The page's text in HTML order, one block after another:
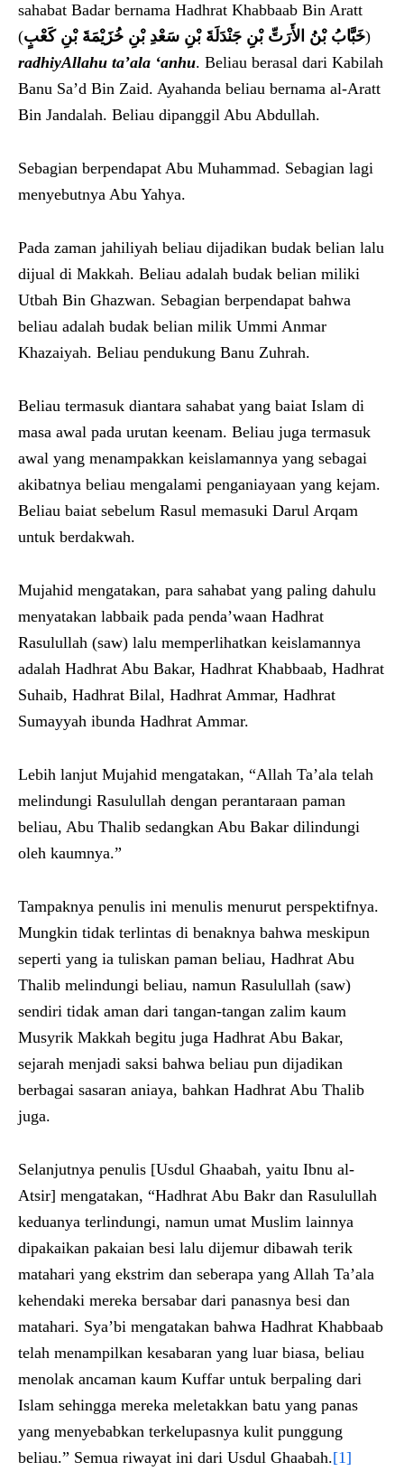
sahabat Badar bernama Hadhrat Khabbaab Bin Aratt
(خَبَّابُ بْنُ الأَرَتِّ بْنِ جَنْدَلَةَ بْنِ سَعْدِ بْنِ خُزَيْمَةَ بْنِ كَعْبٍ)
radhiyAllahu ta’ala ‘anhu. Beliau berasal dari Kabilah
Banu Sa’d Bin Zaid. Ayahanda beliau bernama al-Aratt
Bin Jandalah. Beliau dipanggil Abu Abdullah.
Sebagian berpendapat Abu Muhammad. Sebagian lagi
menyebutnya Abu Yahya.
Pada zaman jahiliyah beliau dijadikan budak belian lalu
dijual di Makkah. Beliau adalah budak belian miliki
Utbah Bin Ghazwan. Sebagian berpendapat bahwa
beliau adalah budak belian milik Ummi Anmar
Khazaiyah. Beliau pendukung Banu Zuhrah.
Beliau termasuk diantara sahabat yang baiat Islam di
masa awal pada urutan keenam. Beliau juga termasuk
awal yang menampakkan keislamannya yang sebagai
akibatnya beliau mengalami penganiayaan yang kejam.
Beliau baiat sebelum Rasul memasuki Darul Arqam
untuk berdakwah.
Mujahid mengatakan, para sahabat yang paling dahulu
menyatakan labbaik pada penda’waan Hadhrat
Rasulullah (saw) lalu memperlihatkan keislamannya
adalah Hadhrat Abu Bakar, Hadhrat Khabbaab, Hadhrat
Suhaib, Hadhrat Bilal, Hadhrat Ammar, Hadhrat
Sumayyah ibunda Hadhrat Ammar.
Lebih lanjut Mujahid mengatakan, “Allah Ta’ala telah
melindungi Rasulullah dengan perantaraan paman
beliau, Abu Thalib sedangkan Abu Bakar dilindungi
oleh kaumnya.”
Tampaknya penulis ini menulis menurut perspektifnya.
Mungkin tidak terlintas di benaknya bahwa meskipun
seperti yang ia tuliskan paman beliau, Hadhrat Abu
Thalib melindungi beliau, namun Rasulullah (saw)
sendiri tidak aman dari tangan-tangan zalim kaum
Musyrik Makkah begitu juga Hadhrat Abu Bakar,
sejarah menjadi saksi bahwa beliau pun dijadikan
berbagai sasaran aniaya, bahkan Hadhrat Abu Thalib
juga.
Selanjutnya penulis [Usdul Ghaabah, yaitu Ibnu al-
Atsir] mengatakan, “Hadhrat Abu Bakr dan Rasulullah
keduanya terlindungi, namun umat Muslim lainnya
dipakaikan pakaian besi lalu dijemur dibawah terik
matahari yang ekstrim dan seberapa yang Allah Ta’ala
kehendaki mereka bersabar dari panasnya besi dan
matahari. Sya’bi mengatakan bahwa Hadhrat Khabbaab
telah menampilkan kesabaran yang luar biasa, beliau
menolak ancaman kaum Kuffar untuk berpaling dari
Islam sehingga mereka meletakkan batu yang panas
yang menyebabkan terkelupasnya kulit punggung
beliau.” Semua riwayat ini dari Usdul Ghaabah.[1]